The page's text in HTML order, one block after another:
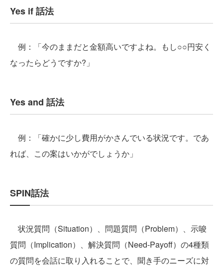
Yes if 話法
例：「今のままだと金額高いですよね。もし○○円安く
なったらどうですか?」
Yes and 話法
例：「確かに少し費用がかさんでいる状況です。であ
れば、この案はいかがでしょうか」
SPIN話法
状況質問（Situation）、問題質問（Problem）、示唆
質問（Implication）、解決質問（Need-Payoff）の4種類
の質問を会話に取り入れることで、聞き手のニーズに対